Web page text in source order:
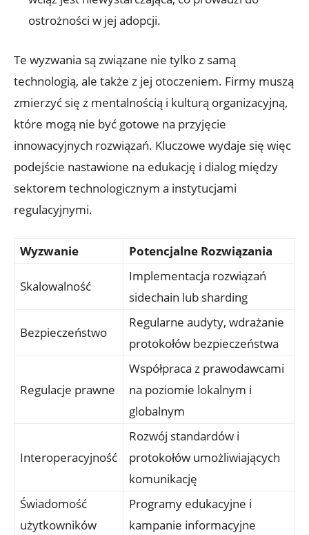
ostrożności⁢ w jej adopcji.
Te wyzwania są związane nie tylko z samą
technologią, ale także⁤ z ⁤jej otoczeniem.⁣ Firmy muszą
zmierzyć się z mentalnością i ‍kulturą organizacyjną,
które mogą nie być gotowe na przyjęcie
innowacyjnych rozwiązań. Kluczowe wydaje się więc
podejście nastawione na edukację i dialog między
sektorem technologicznym ‍a instytucjami
regulacyjnymi.
Wyzwanie Potencjalne Rozwiązania
Skalowalność
Implementacja ⁢rozwiązań
sidechain lub sharding
Bezpieczeństwo
Regularne audyty, wdrażanie
protokołów bezpieczeństwa
Regulacje prawne
Współpraca z prawodawcami
na poziomie lokalnym i
globalnym
Interoperacyjność
Rozwój⁤ standardów i
protokołów ‌umożliwiających
komunikację
Świadomość
⁣użytkowników
Programy edukacyjne i
kampanie informacyjne